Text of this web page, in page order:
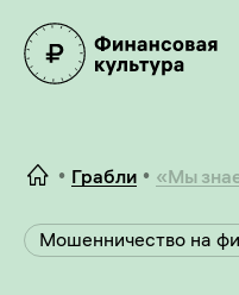
Грабли «Мы
Мошенничество на